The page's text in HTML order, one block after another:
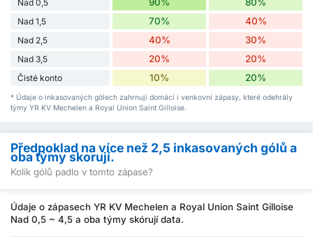
Nad 0,5
Nad 1,5 70% 40%
Nad 2,5 40% 30%
Nad 3,5 20% 20%
Čisté konto 10% 20%
* Údaje o inkasovaných gólech zahrnují domácí i venkovní zápasy, které odehrály
týmy YR KV Mechelen a Royal Union Saint Gilloise.
Předpoklad na více než 2,5 inkasovaných gólů a
oba týmy skorují.
Kolik gólů padlo v tomto zápase?
Údaje o zápasech YR KV Mechelen a Royal Union Saint Gilloise
Nad 0,5 ~ 4,5 a oba týmy skórují data.